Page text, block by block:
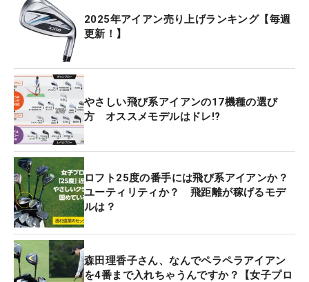
2025年アイアン売り上げランキング【毎週
更新！】
やさしい飛び系アイアンの17機種の選び
方 オススメモデルはドレ!?
ロフト25度の番手には飛び系アイアンか？
ユーティリティか？ 飛距離が稼げるモデ
ルは？
森田理香子さん、なんでペラペラアイアン
を4番まで入れちゃうんですか？【女子プロ